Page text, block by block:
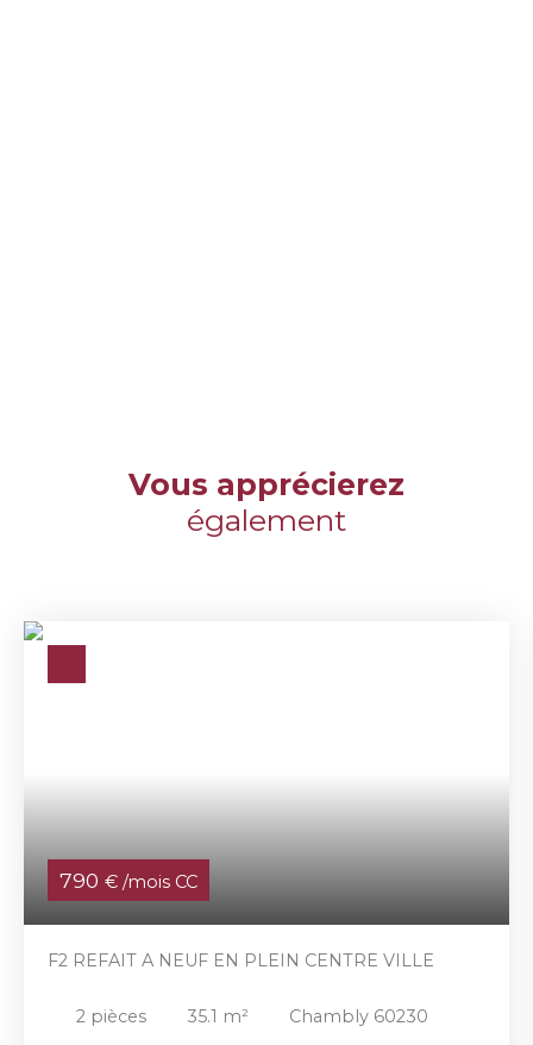
Vous apprécierez
également
790 € /mois CC
F2 REFAIT A NEUF EN PLEIN CENTRE VILLE
2 pièces 35.1 m² Chambly 60230